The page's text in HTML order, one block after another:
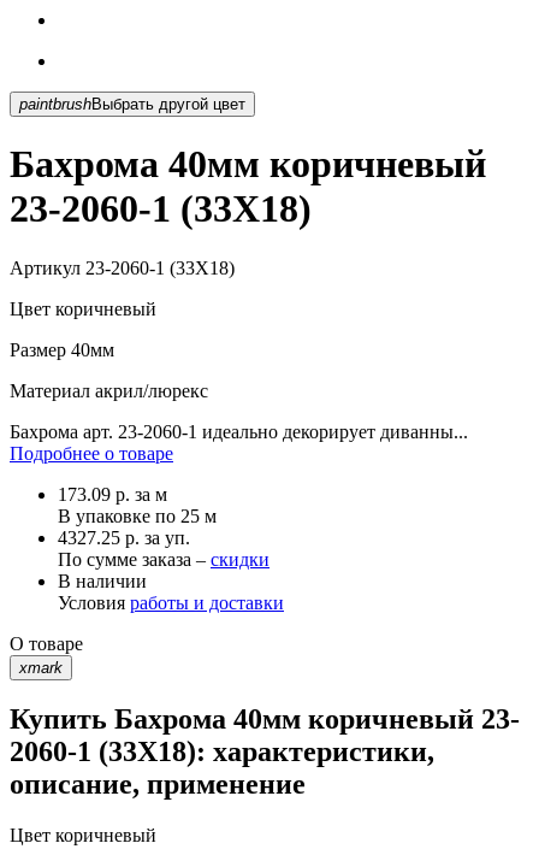
paintbrush Выбрать другой цвет
Бахрома 40мм коричневый
23-2060-1 (33X18)
Артикул 23-2060-1 (33X18)
Цвет коричневый
Размер 40мм
Материал акрил/люрекс
Бахрома арт. 23-2060-1 идеально декорирует диванны...
Подробнее о товаре
173.09 р. за м
В упаковке по 25 м
4327.25 р. за уп.
По сумме заказа – скидки
В наличии
Условия работы и доставки
О товаре
xmark
Купить Бахрома 40мм коричневый 23-
2060-1 (33X18): характеристики,
описание, применение
Цвет коричневый